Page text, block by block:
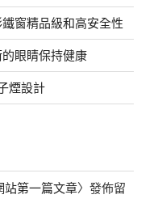
窗精品級和高安全性
眼睛保持健康
煙設計
站第一篇文章〉發佈留